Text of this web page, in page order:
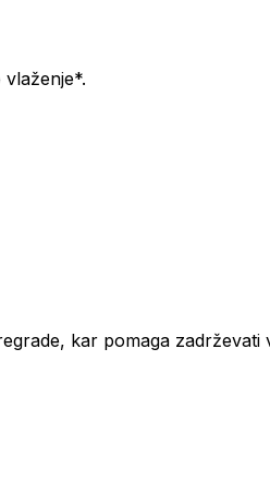
kar pomaga zadrževati